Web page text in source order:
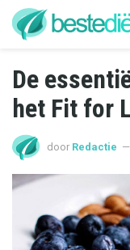
De
het Fit for
door Redactie